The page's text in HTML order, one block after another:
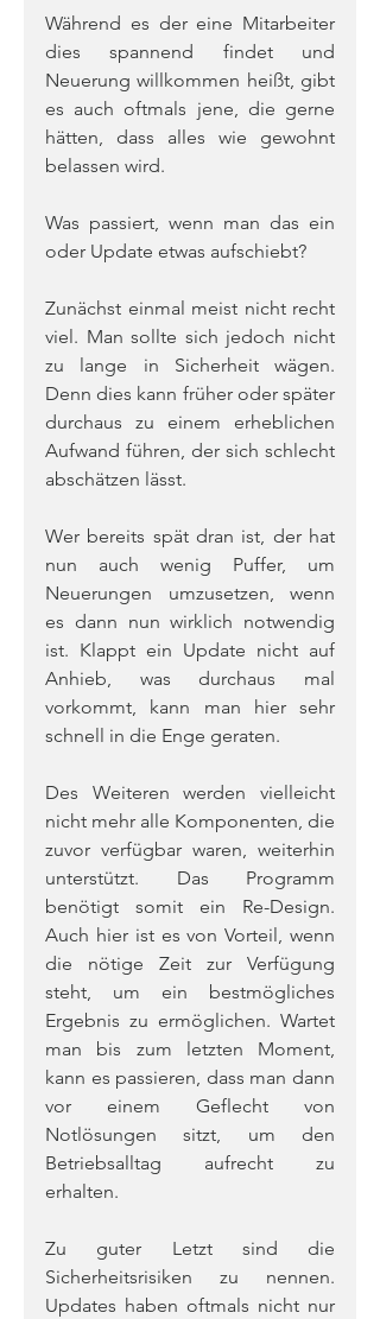
Während es der eine Mitarbeiter
dies spannend findet und
Neuerung willkommen heißt, gibt
es auch oftmals jene, die gerne
hätten, dass alles wie gewohnt
belassen wird.
Was passiert, wenn man das ein
oder Update etwas aufschiebt?
Zunächst einmal meist nicht recht
viel. Man sollte sich jedoch nicht
zu lange in Sicherheit wägen.
Denn dies kann früher oder später
durchaus zu einem erheblichen
Aufwand führen, der sich schlecht
abschätzen lässt.
Wer bereits spät dran ist, der hat
nun auch wenig Puffer, um
Neuerungen umzusetzen, wenn
es dann nun wirklich notwendig
ist. Klappt ein Update nicht auf
Anhieb, was durchaus mal
vorkommt, kann man hier sehr
schnell in die Enge geraten.
Des Weiteren werden vielleicht
nicht mehr alle Komponenten, die
zuvor verfügbar waren, weiterhin
unterstützt. Das Programm
benötigt somit ein Re-Design.
Auch hier ist es von Vorteil, wenn
die nötige Zeit zur Verfügung
steht, um ein bestmögliches
Ergebnis zu ermöglichen. Wartet
man bis zum letzten Moment,
kann es passieren, dass man dann
vor einem Geflecht von
Notlösungen sitzt, um den
Betriebsalltag aufrecht zu
erhalten.
Zu guter Letzt sind die
Sicherheitsrisiken zu nennen.
Updates haben oftmals nicht nur